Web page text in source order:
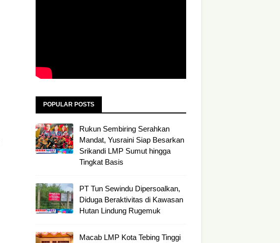
POPULAR POSTS
Rukun Sembiring Serahkan
Mandat, Yusraini Siap Besarkan
Srikandi LMP Sumut hingga
Tingkat Basis
PT Tun Sewindu Dipersoalkan,
Diduga Beraktivitas di Kawasan
Hutan Lindung Rugemuk
Macab LMP Kota Tebing Tinggi